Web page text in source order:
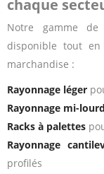
chaque
Notre gamme de
disponible tout en
marchandise :
Rayonnage léger
Rayonnage mi-lourd
Racks à palettes
Rayonnage
profilés